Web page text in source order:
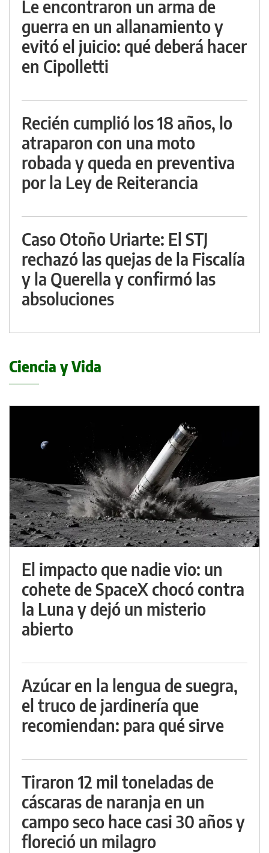
Le encontraron un arma de
guerra en un allanamiento y
evitó el juicio: qué deberá hacer
en Cipolletti
Recién cumplió los 18 años, lo
atraparon con una moto
robada y queda en preventiva
por la Ley de Reiterancia
Caso Otoño Uriarte: El STJ
rechazó las quejas de la Fiscalía
y la Querella y confirmó las
absoluciones
Ciencia y Vida
El impacto que nadie vio: un
cohete de SpaceX chocó contra
la Luna y dejó un misterio
abierto
Azúcar en la lengua de suegra,
el truco de jardinería que
recomiendan: para qué sirve
Tiraron 12 mil toneladas de
cáscaras de naranja en un
campo seco hace casi 30 años y
floreció un milagro